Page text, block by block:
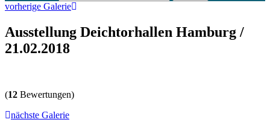
vorherige Galerie
Ausstellung Deichtorhallen Hamburg /
21.02.2018
(12 Bewertungen)
nächste Galerie